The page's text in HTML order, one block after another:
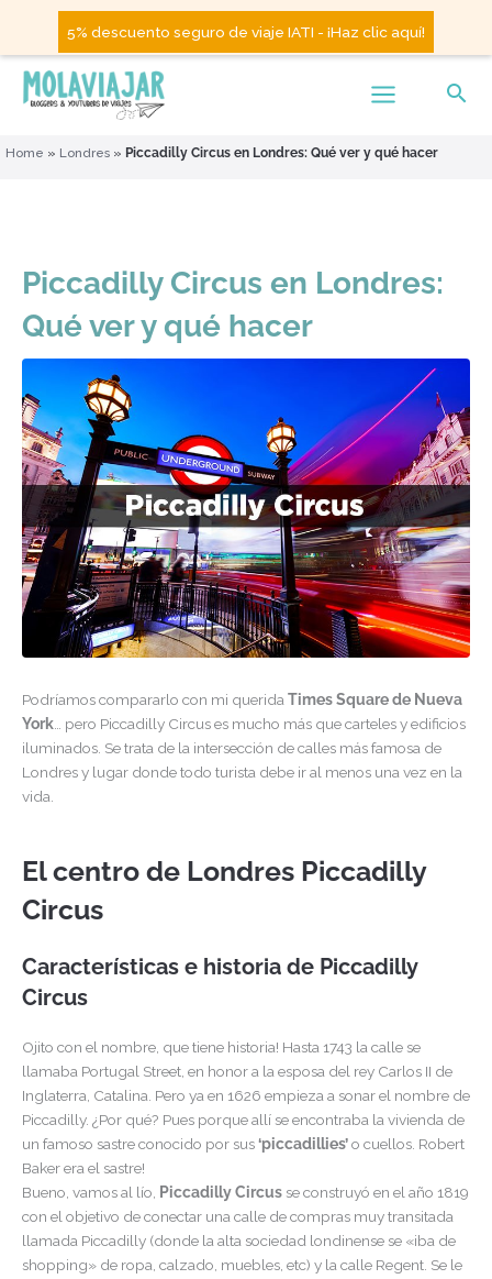
5% descuento seguro de viaje IATI - ¡Haz clic aquí!
Home » Londres » Piccadilly Circus en Londres: Qué ver y qué hacer
Piccadilly Circus en Londres:
Qué ver y qué hacer
Podríamos compararlo con mi queridaTimes Square de Nueva
York… pero Piccadilly Circus es mucho más que carteles y edificios
iluminados. Se trata de la intersección de calles más famosa de
Londres y lugar donde todo turista debe ir al menos una vez en la
vida.
El centro de Londres Piccadilly
Circus
Características e historia de Piccadilly
Circus
Ojito con el nombre, que tiene historia! Hasta 1743 la calle se
llamaba Portugal Street, en honor a la esposa del rey Carlos II de
Inglaterra, Catalina. Pero ya en 1626 empieza a sonar el nombre de
Piccadilly. ¿Por qué? Pues porque allí se encontraba la vivienda de
un famoso sastre conocido por sus‘piccadillies’o cuellos. Robert
Baker era el sastre!
Bueno, vamos al lío, Piccadilly Circus se construyó en el año 1819
con el objetivo de conectar una calle de compras muy transitada
llamada Piccadilly (donde la alta sociedad londinense se «iba de
shopping» de ropa, calzado, muebles, etc) y la calle Regent. Se le